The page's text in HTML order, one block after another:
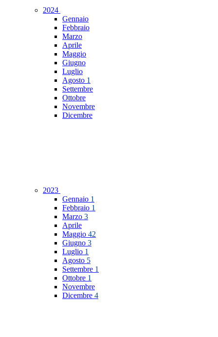
2024
Gennaio
Febbraio
Marzo
Aprile
Maggio
Giugno
Luglio
Agosto 1
Settembre
Ottobre
Novembre
Dicembre
2023
Gennaio 1
Febbraio 1
Marzo 3
Aprile
Maggio 42
Giugno 3
Luglio 1
Agosto 5
Settembre 1
Ottobre 1
Novembre
Dicembre 4